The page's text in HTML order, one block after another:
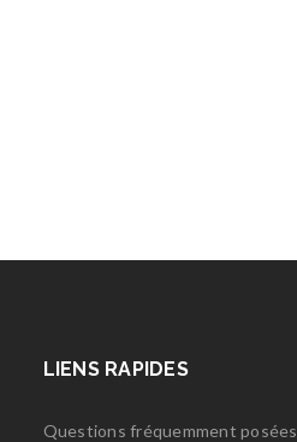
LIENS RAPIDES
Questions fréquemment posées